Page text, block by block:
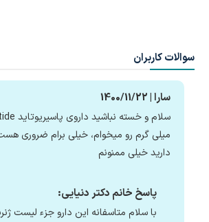
سوالات کاربران
سارا | 1400/11/22
میلی گرم رو میخوام، خیلی برام ضروری
دارید خیلی ممنونم
پاسخ خانم دکتر دنیایی:
با سلام متاسفانه این دارو جزء لیست